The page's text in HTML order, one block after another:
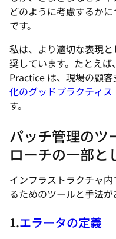
どのように考慮するか
です。
私は、より適切な表現
奨しています。たとえ
Practice は、現場の顧
化のグッドプラクティス
す。
パッチ管理のツ
ローチの一部と
インフラストラクチャ
るためのツールと手法が
1.エラータの定義